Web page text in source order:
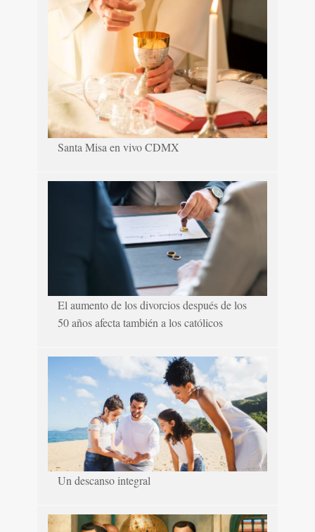
Santa Misa en vivo CDMX
El aumento de los divorcios después de los
50 años afecta también a los católicos
Un descanso integral